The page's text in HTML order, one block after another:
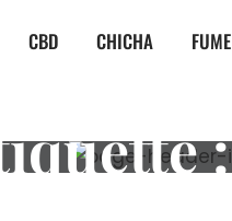
CBD CHICHA FUME